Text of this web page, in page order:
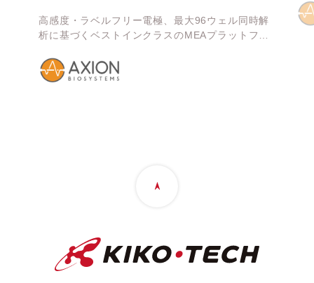
高感度・ラベルフリー電極、最大96ウェル同時解
析に基づくベストインクラスのMEAプラットフォ
ラ